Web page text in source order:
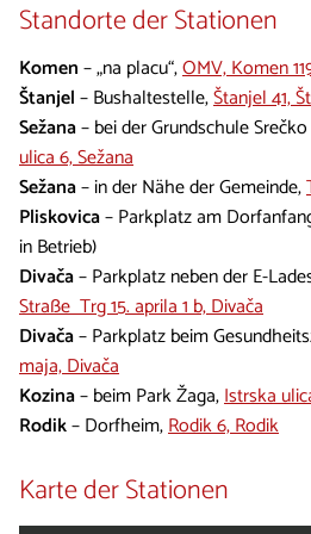
Standorte der Stationen
Komen– „na placu“,OMV, Komen
Štanjel– Bushaltestelle,Štanjel 41,
Sežana– bei der Grundschule
ulica 6, Sežana
Sežana– in der Nähe der Gemeinde,
Pliskovica– Parkplatz am
in Betrieb)
Divača– Parkplatz neben der E-
Straße Trg 15. aprila 1 b, Divača
Divača– Parkplatz beim
maja, Divača
Kozina– beim Park Žaga,Istrska
Rodik– Dorfheim,Rodik 6, Rodik
Karte der Stationen